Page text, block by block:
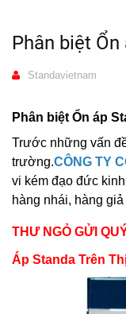
Phân biệt
Standavietnam
Phân biệt Ổn áp
Trước những vấn
trường.CÔNG TY
vi kém đạo đức
hàng nhái, hàng giả
THƯ NGỎ GỬI
Áp Standa Trên